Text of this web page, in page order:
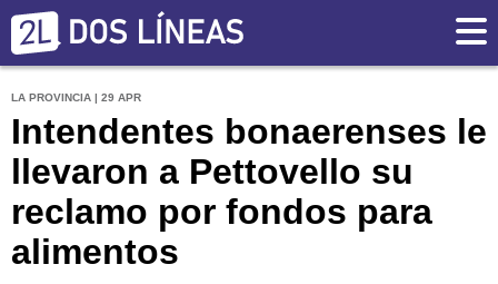
LA PROVINCIA | 29 APR
Intendentes bonaerenses le
llevaron a Pettovello su
reclamo por fondos para
alimentos